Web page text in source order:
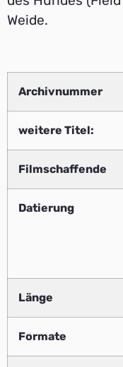
Weide.
Archivnummer
weitere Titel:
Filmschaffende
Datierung
Länge
Formate